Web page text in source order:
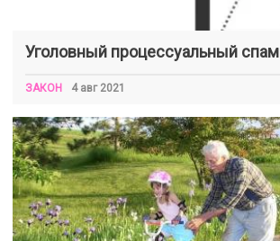
Уголовный процессуальный спам
ЗАКОН 4 авг 2021